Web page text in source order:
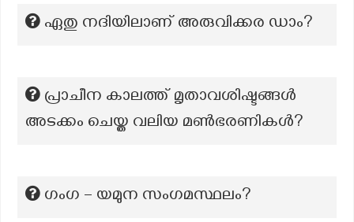
ഏതു നദിയിലാണ് അരുവിക്കര ഡാം?
പ്രാചീന കാലത്ത് മൃതാവശിഷ്ടങ്ങൾ
അടക്കം ചെയ്ത വലിയ മൺഭരണികൾ?
ഗംഗ – യമുന സംഗമസ്ഥലം?